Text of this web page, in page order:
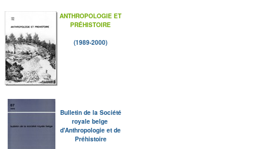
ANTHROPOLOGIE ET
PRÉHISTOIRE
(1989-2000)
Bulletin de la Société
royale belge
d'Anthropologie et de
Préhistoire